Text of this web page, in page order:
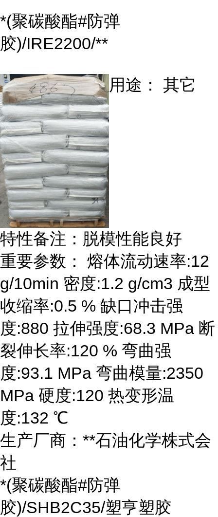
*(聚碳酸酯#防弹
胶)/IRE2200/**
用途： 其它
特性备注：脱模性能良好
重要参数： 熔体流动速率:12
g/10min 密度:1.2 g/cm3 成型
收缩率:0.5 % 缺口冲击强
度:880 拉伸强度:68.3 MPa 断
裂伸长率:120 % 弯曲强
度:93.1 MPa 弯曲模量:2350
MPa 硬度:120 热变形温
度:132 ℃
生产厂商：**石油化学株式会
社
*(聚碳酸酯#防弹
胶)/SHB2C35/塑亨塑胶